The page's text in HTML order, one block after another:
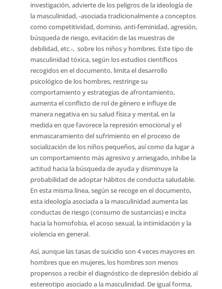
investigación, advierte de los peligros de la ideología de
la masculinidad, -asociada tradicionalmente a conceptos
como competitividad, dominio, anti-feminidad, agresión,
búsqueda de riesgo, evitación de las muestras de
debilidad, etc.-, sobre los niños y hombres. Este tipo de
masculinidad tóxica, según los estudios científicos
recogidos en el documento, limita el desarrollo
psicológico de los hombres, restringe su
comportamiento y estrategias de afrontamiento,
aumenta el conflicto de rol de género e influye de
manera negativa en su salud física y mental, en la
medida en que favorece la represión emocional y el
enmascaramiento del sufrimiento en el proceso de
socialización de los niños pequeños, así como da lugar a
un comportamiento más agresivo y arriesgado, inhibe la
actitud hacia la búsqueda de ayuda y disminuye la
probabilidad de adoptar hábitos de conducta saludable.
En esta misma línea, según se recoge en el documento,
esta ideología asociada a la masculinidad aumenta las
conductas de riesgo (consumo de sustancias) e incita
hacia la homofobia, el acoso sexual, la intimidación y la
violencia en general.
Así, aunque las tasas de suicidio son 4 veces mayores en
hombres que en mujeres, los hombres son menos
propensos a recibir el diagnóstico de depresión debido al
estereotipo asociado a la masculinidad. De igual forma,